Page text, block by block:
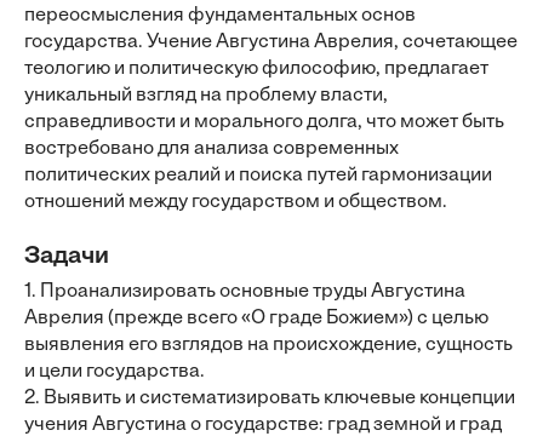
переосмысления фундаментальных основ
государства. Учение Августина Аврелия, сочетающее
теологию и политическую философию, предлагает
уникальный взгляд на проблему власти,
справедливости и морального долга, что может быть
востребовано для анализа современных
политических реалий и поиска путей гармонизации
отношений между государством и обществом.
Задачи
1. Проанализировать основные труды Августина
Аврелия (прежде всего «О граде Божием») с целью
выявления его взглядов на происхождение, сущность
и цели государства.
2. Выявить и систематизировать ключевые концепции
учения Августина о государстве: град земной и град